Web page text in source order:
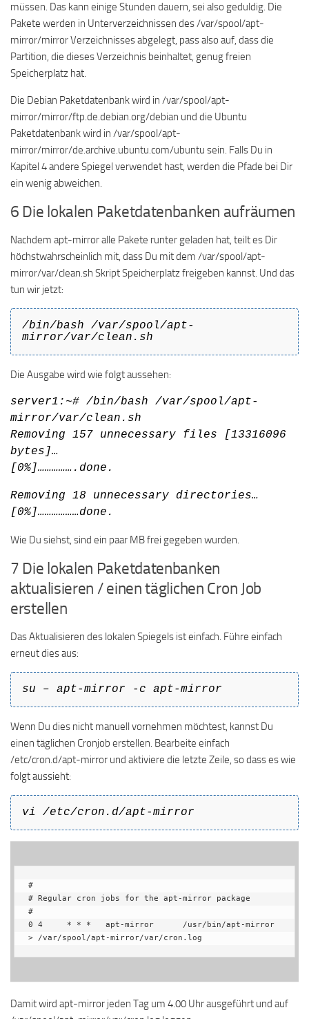
müssen. Das kann einige Stunden dauern, sei also geduldig. Die
Pakete werden in Unterverzeichnissen des /var/spool/apt-
mirror/mirror Verzeichnisses abgelegt, pass also auf, dass die
Partition, die dieses Verzeichnis beinhaltet, genug freien
Speicherplatz hat.
Die Debian Paketdatenbank wird in /var/spool/apt-
mirror/mirror/ftp.de.debian.org/debian und die Ubuntu
Paketdatenbank wird in /var/spool/apt-
mirror/mirror/de.archive.ubuntu.com/ubuntu sein. Falls Du in
Kapitel 4 andere Spiegel verwendet hast, werden die Pfade bei Dir
ein wenig abweichen.
6 Die lokalen Paketdatenbanken aufräumen
Nachdem apt-mirror alle Pakete runter geladen hat, teilt es Dir
höchstwahrscheinlich mit, dass Du mit dem /var/spool/apt-
mirror/var/clean.sh Skript Speicherplatz freigeben kannst. Und das
tun wir jetzt:
/bin/bash /var/spool/apt-
mirror/var/clean.sh
Die Ausgabe wird wie folgt aussehen:
server1:~# /bin/bash /var/spool/apt-
mirror/var/clean.sh
Removing 157 unnecessary files [13316096
bytes]…
[0%]…………….done.
Removing 18 unnecessary directories…
[0%]………………done.
Wie Du siehst, sind ein paar MB frei gegeben wurden.
7 Die lokalen Paketdatenbanken
aktualisieren / einen täglichen Cron Job
erstellen
Das Aktualisieren des lokalen Spiegels ist einfach. Führe einfach
erneut dies aus:
su – apt-mirror -c apt-mirror
Wenn Du dies nicht manuell vornehmen möchtest, kannst Du
einen täglichen Cronjob erstellen. Bearbeite einfach
/etc/cron.d/apt-mirror und aktiviere die letzte Zeile, so dass es wie
folgt aussieht:
vi /etc/cron.d/apt-mirror
#
# Regular cron jobs for the apt-mirror package
#
0 4     * * *   apt-mirror      /usr/bin/apt-mirror
> /var/spool/apt-mirror/var/cron.log
Damit wird apt-mirror jeden Tag um 4.00 Uhr ausgeführt und auf